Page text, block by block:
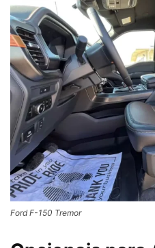
Ford F-150 Tremor